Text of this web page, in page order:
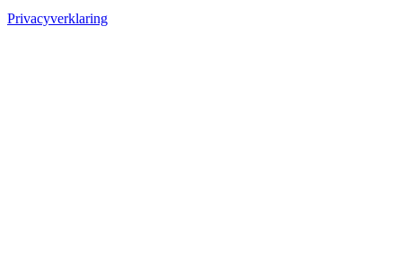
Privacyverklaring